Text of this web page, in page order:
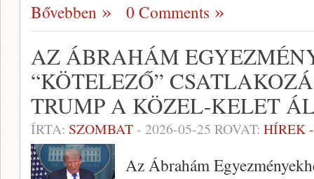
Bővebben 0 Comments
AZ ÁBRAHÁM
“KÖTELEZŐ”
TRUMP A KÖZEL-KELET
ÍRTA: SZOMBAT- 2026-05-25 ROVAT: HÍREK
Az Ábrahám